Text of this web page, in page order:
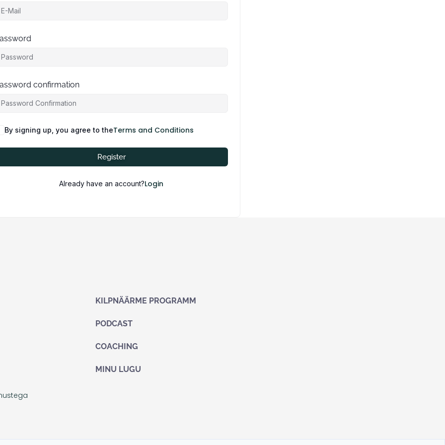
confirmation
By signing up, you agree to theTerms and Conditions
Register
Already have an account?Login
KILPNÄÄRME PROGRAMM
PODCAST
COACHING
MINU LUGU